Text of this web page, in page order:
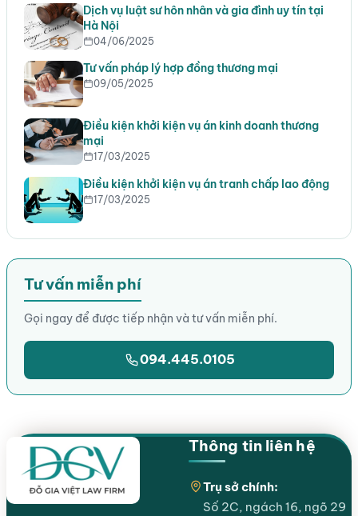
Dịch vụ luật sư hôn nhân và gia đình uy tín tại
Hà Nội
04/06/2025
Tư vấn pháp lý hợp đồng thương mại
09/05/2025
Điều kiện khởi kiện vụ án kinh doanh thương
mại
17/03/2025
Điều kiện khởi kiện vụ án tranh chấp lao động
17/03/2025
Tư vấn miễn phí
Gọi ngay để được tiếp nhận và tư vấn miễn phí.
094.445.0105
Thông tin liên hệ
Trụ sở chính:
Số 2C, ngách 16, ngõ 29